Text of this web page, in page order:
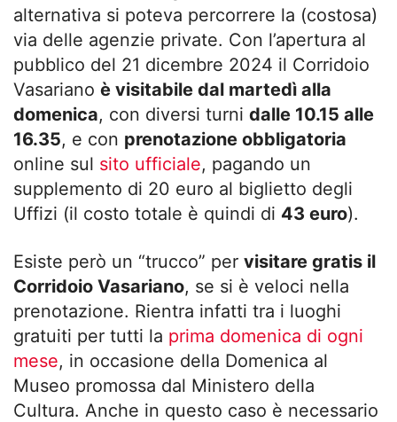
alternativa si poteva percorrere la (costosa)
via delle agenzie private. Con l’apertura al
pubblico del 21 dicembre 2024 il Corridoio
Vasariano è visitabile dal martedì alla
domenica, con diversi turni dalle 10.15 alle
16.35, e con prenotazione obbligatoria
online sul sito ufficiale, pagando un
supplemento di 20 euro al biglietto degli
Uffizi (il costo totale è quindi di 43 euro).
Esiste però un “trucco” per visitare gratis il
Corridoio Vasariano, se si è veloci nella
prenotazione. Rientra infatti tra i luoghi
gratuiti per tutti la prima domenica di ogni
mese, in occasione della Domenica al
Museo promossa dal Ministero della
Cultura. Anche in questo caso è necessario